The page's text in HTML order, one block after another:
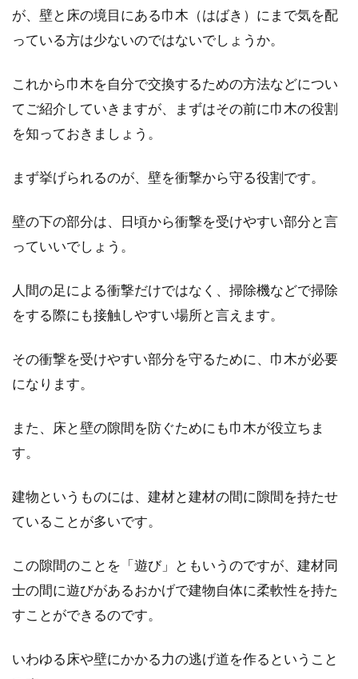
費用を抑える！自宅の駐車場は砂利
を使ってDIYしよう！
自宅の庭を駐車場にしようと検討している方は
いらっしゃいますか？DIYが得意な方なら、業
一戸建てに太陽光発電をつける！
一戸建てに住んでいる場合、一度は太陽光発電
をつけたいと思われた方も多いのではないでし
からの伝わる優れた技法
で伝わる木造建築は国宝や重要文化財になるほ
ど貴重なものも存...
「窓」と「扉」の違いは何？それぞ
れの建具の用途とは？
「窓」と「扉」の違いは何かご存知ですか？普
が、壁と床の境目にある巾木（はばき）にまで気を配
っている方は少ないのではないでしょうか。
これから巾木を自分で交換するための方法などについ
てご紹介していきますが、まずはその前に巾木の役割
を知っておきましょう。
まず挙げられるのが、壁を衝撃から守る役割です。
壁の下の部分は、日頃から衝撃を受けやすい部分と言
っていいでしょう。
人間の足による衝撃だけではなく、掃除機などで掃除
をする際にも接触しやすい場所と言えます。
その衝撃を受けやすい部分を守るために、巾木が必要
になります。
また、床と壁の隙間を防ぐためにも巾木が役立ちま
す。
建物というものには、建材と建材の間に隙間を持たせ
ていることが多いです。
この隙間のことを「遊び」ともいうのですが、建材同
士の間に遊びがあるおかげで建物自体に柔軟性を持た
すことができるのです。
いわゆる床や壁にかかる力の逃げ道を作るということ